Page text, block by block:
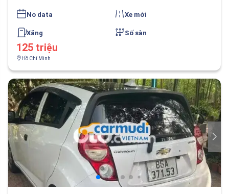
No data Xe mới
Xăng Số sàn
125 triệu
Hồ Chí Minh